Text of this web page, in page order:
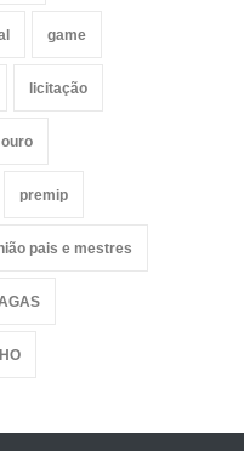
game
licitação
ouro
premip
pais e mestres